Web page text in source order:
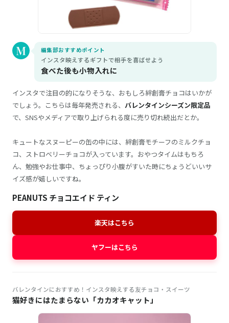
編集部おすすめポイント
インスタ映えするギフトで相手を喜ばせよう
食べた後も小物入れに
インスタで注目の的になりそうな、おもしろ絆創膏チョコはいかが
でしょう。こちらは毎年発売される、 バレンタインシーズン限定品
で、SNSやメディアで取り上げられる度に売り切れ続出だとか。
キュートなスヌーピーの缶の中には、絆創膏モチーフのミルクチョ
コ、ストロベリーチョコが入っています。おやつタイムはもちろ
ん、勉強やお仕事中、ちょっぴり小腹がすいた時にちょうどいいサ
イズ感が嬉しいですね。
PEANUTS チョコエイド ティン
楽天はこちら
ヤフーはこちら
バレンタインにおすすめ！インスタ映えする友チョコ・スイーツ
猫好きにはたまらない「カカオキャット」